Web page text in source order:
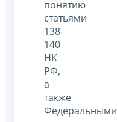
понятию
статьями
138-
140
НК
РФ,
а
также
Федеральными